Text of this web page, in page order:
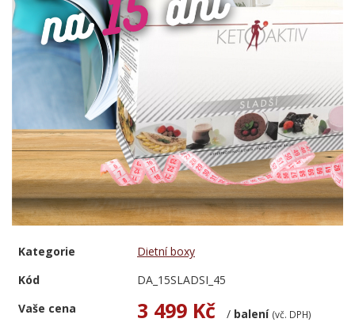
Kategorie
Dietní boxy
Kód
DA_15SLADSI_45
Vaše cena
3 499 Kč / balení (vč. DPH)